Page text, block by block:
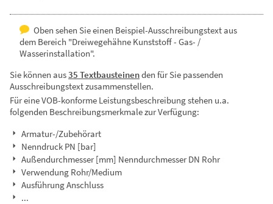
Oben sehen Sie einen Beispiel-Ausschreibungstext aus
dem Bereich "Dreiwegehähne Kunststoff - Gas- /
Wasserinstallation".
Sie können aus35 Textbausteinenden für Sie passenden
Ausschreibungstext zusammenstellen.
Für eine VOB-konforme Leistungsbeschreibung stehen u.a.
folgenden Beschreibungsmerkmale zur Verfügung:
Armatur-/Zubehörart
Nenndruck PN [bar]
Außendurchmesser [mm] Nenndurchmesser DN Rohr
Verwendung Rohr/Medium
Ausführung Anschluss
...